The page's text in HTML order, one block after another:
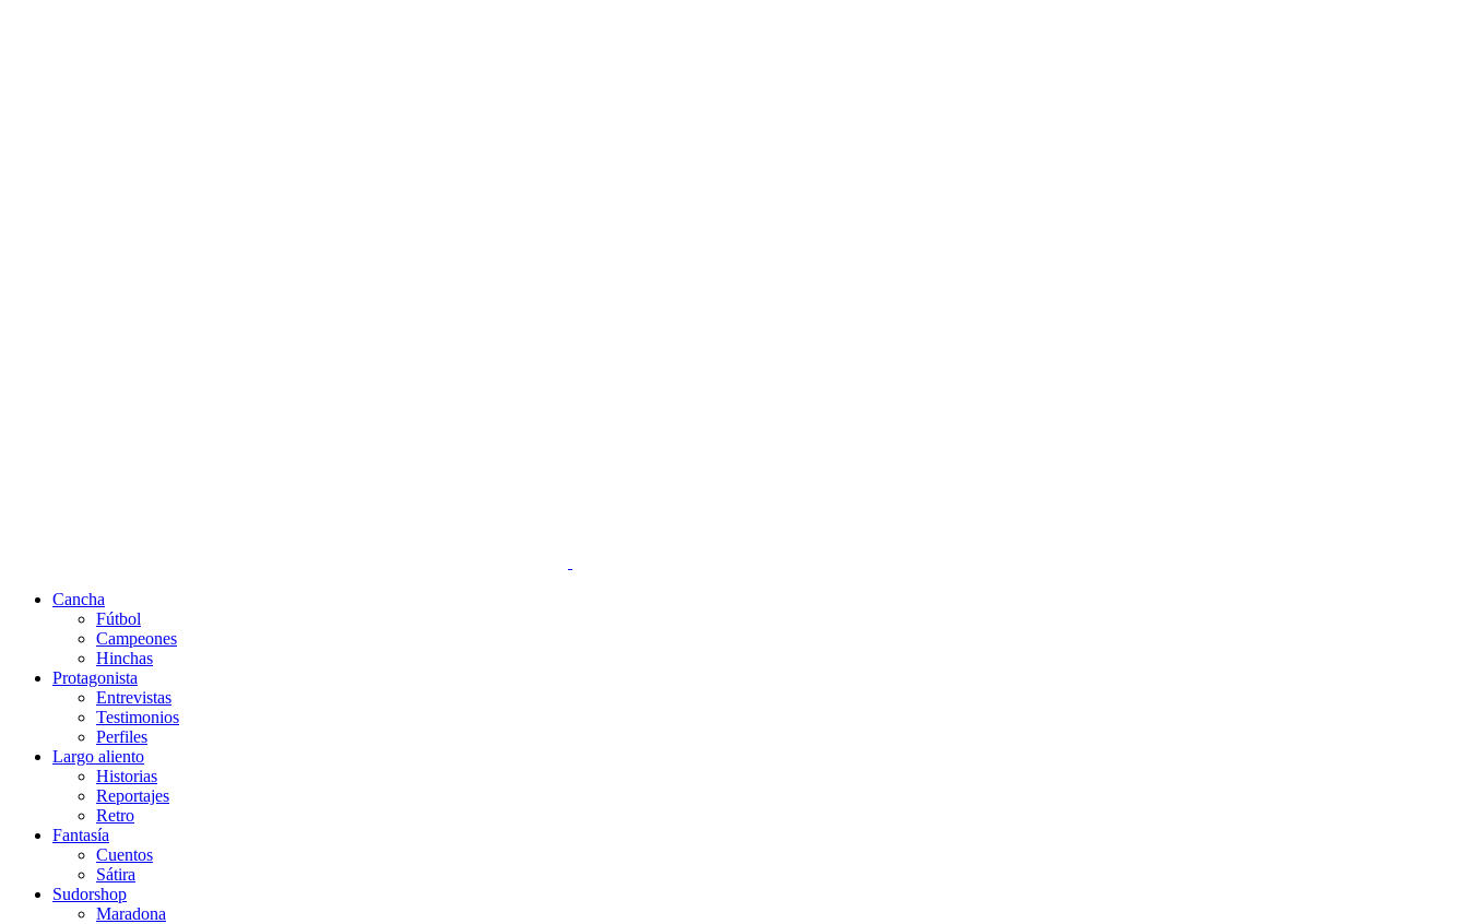
Cancha
Fútbol
Campeones
Hinchas
Protagonista
Entrevistas
Testimonios
Perfiles
Largo aliento
Historias
Reportajes
Retro
Fantasía
Cuentos
Sátira
Sudorshop
Maradona